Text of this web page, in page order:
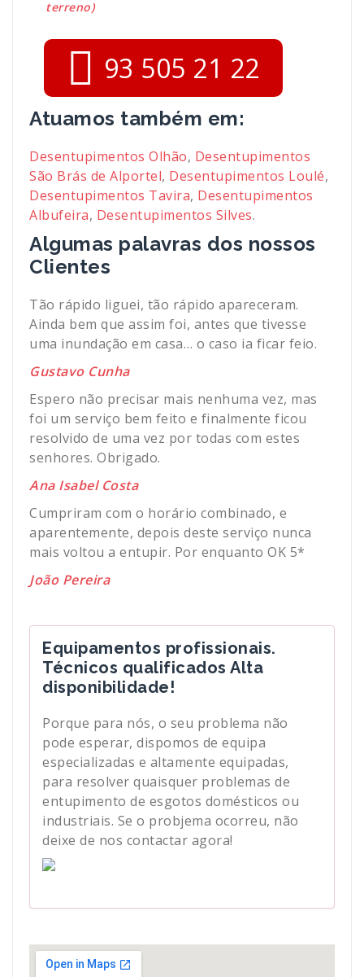
terreno)
93 505 21 22
Atuamos também em:
Desentupimentos Olhão, Desentupimentos
São Brás de Alportel, Desentupimentos Loulé,
Desentupimentos Tavira, Desentupimentos
Albufeira, Desentupimentos Silves.
Algumas palavras dos nossos
Clientes
Tão rápido liguei, tão rápido apareceram.
Ainda bem que assim foi, antes que tivesse
uma inundação em casa… o caso ia ficar feio.
Gustavo Cunha
Espero não precisar mais nenhuma vez, mas
foi um serviço bem feito e finalmente ficou
resolvido de uma vez por todas com estes
senhores. Obrigado.
Ana Isabel Costa
Cumpriram com o horário combinado, e
aparentemente, depois deste serviço nunca
mais voltou a entupir. Por enquanto OK 5*
João Pereira
Equipamentos profissionais.
Técnicos qualificados Alta
disponibilidade!
Porque para nós, o seu problema não
pode esperar, dispomos de equipa
especializadas e altamente equipadas,
para resolver quaisquer problemas de
entupimento de esgotos domésticos ou
industriais. Se o probjema ocorreu, não
deixe de nos contactar agora!